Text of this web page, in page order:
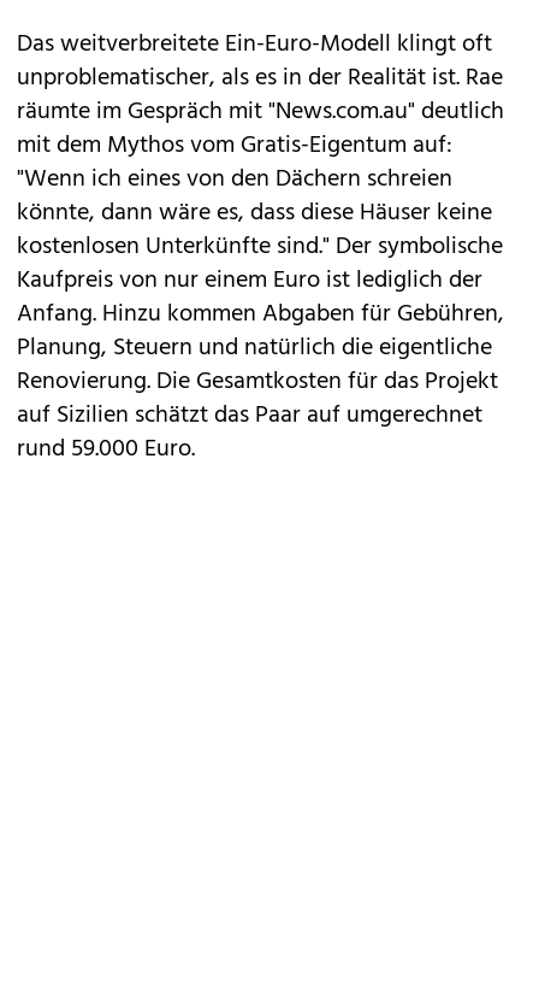
Das weitverbreitete Ein-Euro-Modell klingt oft
unproblematischer, als es in der Realität ist. Rae
räumte im Gespräch mit "News.com.au" deutlich
mit dem Mythos vom Gratis-Eigentum auf:
"Wenn ich eines von den Dächern schreien
könnte, dann wäre es, dass diese Häuser keine
kostenlosen Unterkünfte sind." Der symbolische
Kaufpreis von nur einem Euro ist lediglich der
Anfang. Hinzu kommen Abgaben für Gebühren,
Planung, Steuern und natürlich die eigentliche
Renovierung. Die Gesamtkosten für das Projekt
auf Sizilien schätzt das Paar auf umgerechnet
rund 59.000 Euro.